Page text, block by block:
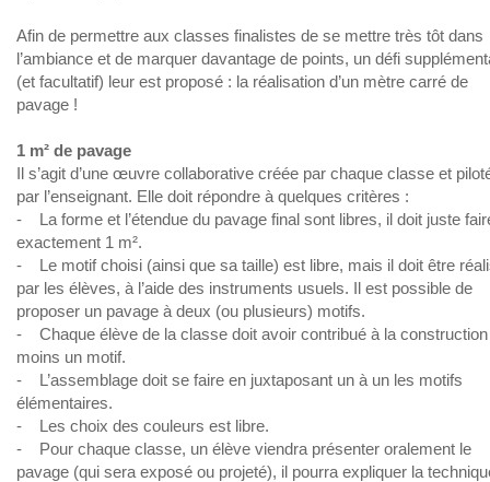
Afin de permettre aux classes finalistes de se mettre très tôt dans
l’ambiance et de marquer davantage de points, un défi
(et facultatif) leur est proposé : la réalisation d’un mètre carré de
pavage !
1 m² de pavage
Il s’agit d’une œuvre collaborative créée par chaque classe et
par l’enseignant. Elle doit répondre à quelques critères :
- La forme et l’étendue du pavage final sont libres, il doit juste
exactement 1 m².
- Le motif choisi (ainsi que sa taille) est libre, mais il doit être
par les élèves, à l’aide des instruments usuels. Il est possible de
proposer un pavage à deux (ou plusieurs) motifs.
- Chaque élève de la classe doit avoir contribué à la construction
moins un motif.
- L’assemblage doit se faire en juxtaposant un à un les motifs
élémentaires.
- Les choix des couleurs est libre.
- Pour chaque classe, un élève viendra présenter oralement le
pavage (qui sera exposé ou projeté), il pourra expliquer la